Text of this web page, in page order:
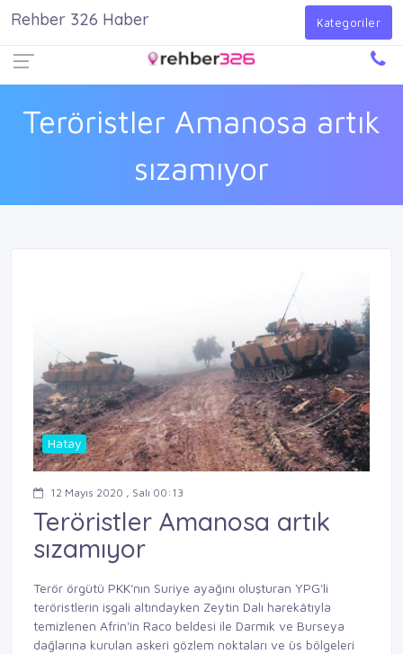
Giriş Yap
Teröristler Amanosa artık
sızamıyor
Rehber 326 Haber Kategoriler
Hatay
12 Mayıs 2020 , Salı 00:13
Teröristler Amanosa artık
sızamıyor
Terör örgütü PKK'nın Suriye ayağını oluşturan YPG'li
teröristlerin işgali altındayken Zeytin Dalı harekâtıyla
temizlenen Afrin'in Raco beldesi ile Darmık ve Burseya
dağlarına kurulan askeri gözlem noktaları ve üs bölgeleri